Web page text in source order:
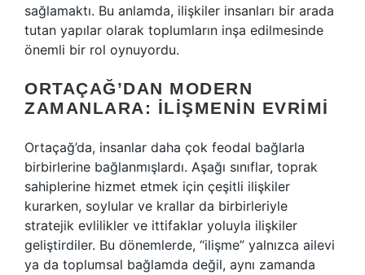
sağlamaktı. Bu anlamda, ilişkiler insanları bir arada
tutan yapılar olarak toplumların inşa edilmesinde
önemli bir rol oynuyordu.
ORTAÇAĞ’DAN MODERN
ZAMANLARA: İLIŞMENIN EVRIMI
Ortaçağ’da, insanlar daha çok feodal bağlarla
birbirlerine bağlanmışlardı. Aşağı sınıflar, toprak
sahiplerine hizmet etmek için çeşitli ilişkiler
kurarken, soylular ve krallar da birbirleriyle
stratejik evlilikler ve ittifaklar yoluyla ilişkiler
geliştirdiler. Bu dönemlerde, “ilişme” yalnızca ailevi
ya da toplumsal bağlamda değil, aynı zamanda